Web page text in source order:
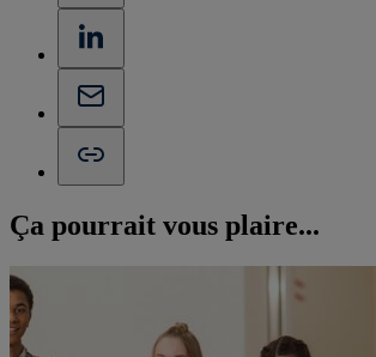
Ça pourrait vous plaire...